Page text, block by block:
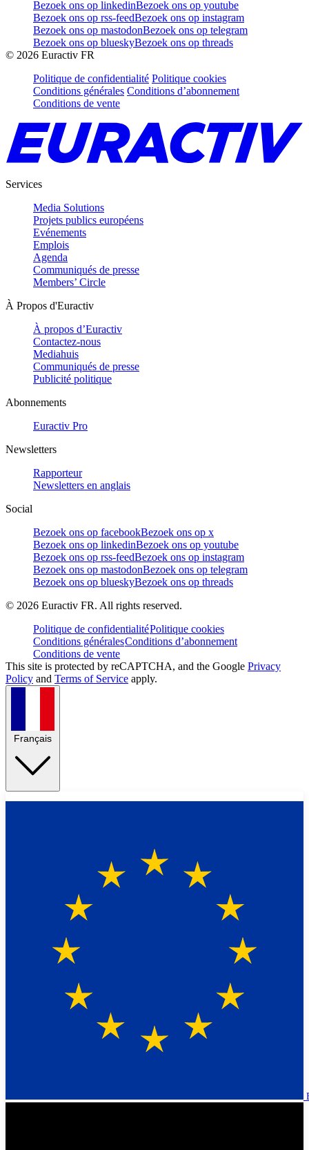
Bezoek ons op linkedinBezoek ons op youtube
Bezoek ons op rss-feedBezoek ons op instagram
Bezoek ons op mastodonBezoek ons op telegram
Bezoek ons op blueskyBezoek ons op threads
© 2026 Euractiv FR
Politique de confidentialité Politique cookies
Conditions générales Conditions d’abonnement
Conditions de vente
Services
Media Solutions
Projets publics européens
Evénements
Emplois
Agenda
Communiqués de presse
Members’ Circle
À Propos d'Euractiv
À propos d’Euractiv
Contactez-nous
Mediahuis
Communiqués de presse
Publicité politique
Abonnements
Euractiv Pro
Newsletters
Rapporteur
Newsletters en anglais
Social
Bezoek ons op facebookBezoek ons op x
Bezoek ons op linkedinBezoek ons op youtube
Bezoek ons op rss-feedBezoek ons op instagram
Bezoek ons op mastodonBezoek ons op telegram
Bezoek ons op blueskyBezoek ons op threads
© 2026 Euractiv FR. All rights reserved.
Politique de confidentialitéPolitique cookies
Conditions généralesConditions d’abonnement
Conditions de vente
This site is protected by reCAPTCHA, and the Google Privacy
Policy and Terms of Service apply.
Français